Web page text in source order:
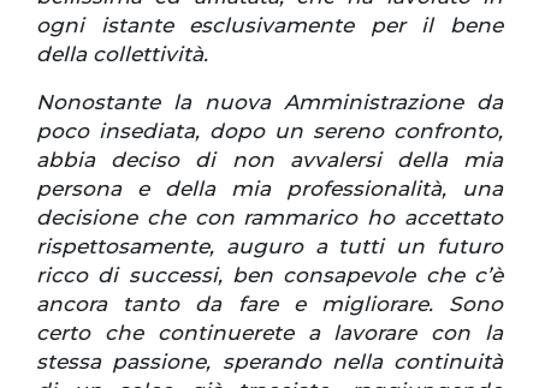
ogni istante esclusivamente per il bene
della collettività.
Nonostante la nuova Amministrazione da
poco insediata, dopo un sereno confronto,
abbia deciso di non avvalersi della mia
persona e della mia professionalità, una
decisione che con rammarico ho accettato
rispettosamente, auguro a tutti un futuro
ricco di successi, ben consapevole che c’è
ancora tanto da fare e migliorare. Sono
certo che continuerete a lavorare con la
stessa passione, sperando nella continuità